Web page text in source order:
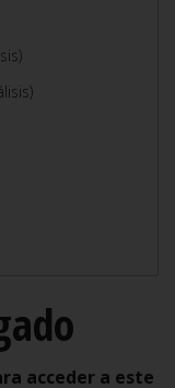
acceder a este